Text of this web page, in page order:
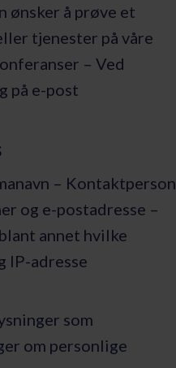
ønsker å prøve et
tjenester på våre
– Ved
på e-post
– Kontaktperson
og e-postadresse –
annet hvilke
IP-adresse
som
om personlige